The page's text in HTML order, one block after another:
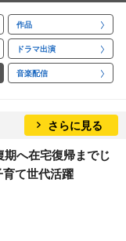
作品
ドラマ出演
音楽配信
さらに見る
へ在宅復帰までじ
て世代活躍